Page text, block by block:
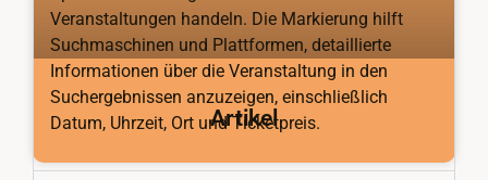
Artikel
Veranstaltungen handeln. Die Markierung hilft
Suchmaschinen und Plattformen, detaillierte
Informationen über die Veranstaltung in den
Suchergebnissen anzuzeigen, einschließlich
Datum, Uhrzeit, Ort und Ticketpreis.